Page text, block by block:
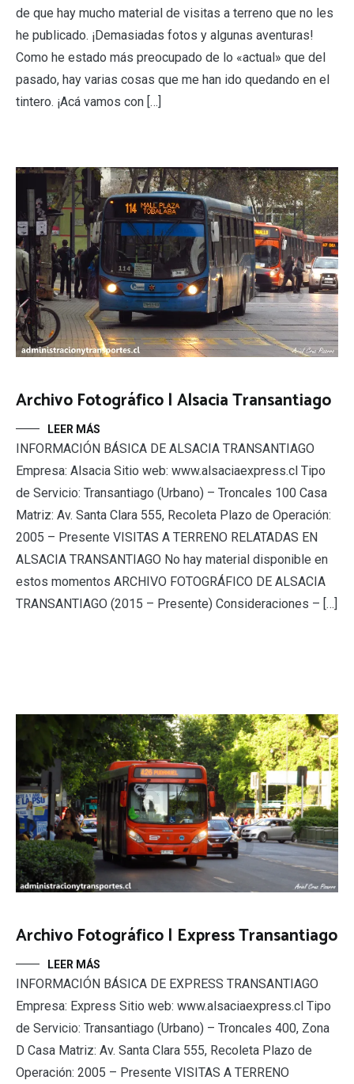
de que hay mucho material de visitas a terreno que no les
he publicado. ¡Demasiadas fotos y algunas aventuras!
Como he estado más preocupado de lo «actual» que del
pasado, hay varias cosas que me han ido quedando en el
tintero. ¡Acá vamos con […]
Archivo Fotográfico | Alsacia Transantiago
LEER MÁS
INFORMACIÓN BÁSICA DE ALSACIA TRANSANTIAGO
Empresa: Alsacia Sitio web: www.alsaciaexpress.cl Tipo
de Servicio: Transantiago (Urbano) – Troncales 100 Casa
Matriz: Av. Santa Clara 555, Recoleta Plazo de Operación:
2005 – Presente VISITAS A TERRENO RELATADAS EN
ALSACIA TRANSANTIAGO No hay material disponible en
estos momentos ARCHIVO FOTOGRÁFICO DE ALSACIA
TRANSANTIAGO (2015 – Presente) Consideraciones – […]
Archivo Fotográfico | Express Transantiago
LEER MÁS
INFORMACIÓN BÁSICA DE EXPRESS TRANSANTIAGO
Empresa: Express Sitio web: www.alsaciaexpress.cl Tipo
de Servicio: Transantiago (Urbano) – Troncales 400, Zona
D Casa Matriz: Av. Santa Clara 555, Recoleta Plazo de
Operación: 2005 – Presente VISITAS A TERRENO